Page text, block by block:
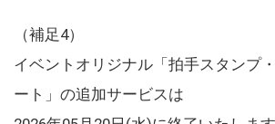
（補足4）
イベントオリジナル「拍手スタンプ
ート」の追加サービスは